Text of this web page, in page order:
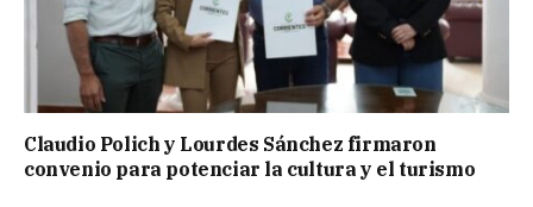
Claudio Polich y Lourdes Sánchez firmaron
convenio para potenciar la cultura y el turismo